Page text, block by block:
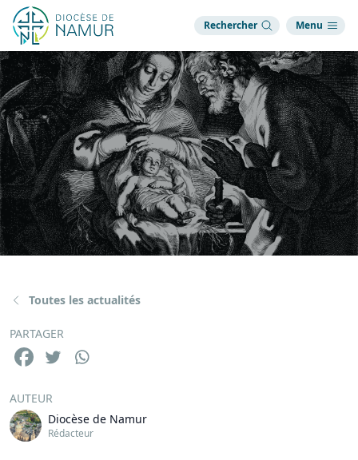
Rechercher Menu
Toutes les actualités
PARTAGER
AUTEUR
Diocèse de Namur
Rédacteur